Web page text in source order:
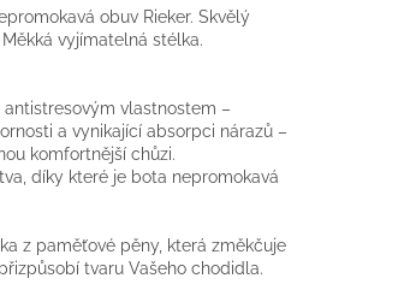
obuv Rieker. Skvělý
vyjímatelná stélka.
vlastnostem –
a vynikající absorpci nárazů –
komfortnější chůzi.
díky které je bota nepromokavá
z paměťové pěny, která změkčuje
tvaru Vašeho chodidla.